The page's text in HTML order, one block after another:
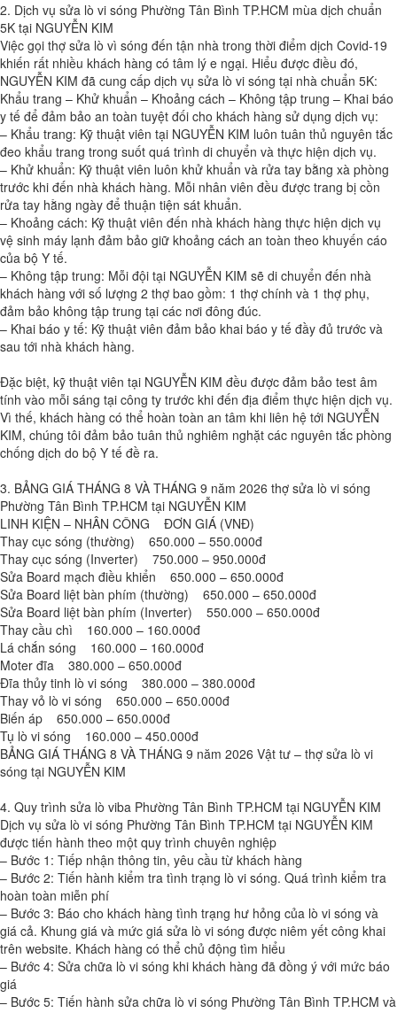
2. Dịch vụ sửa lò vi sóng Phường Tân Bình TP.HCM mùa dịch chuẩn
5K tại NGUYỄN KIM
Việc gọi thợ sửa lò vì sóng đến tận nhà trong thời điểm dịch Covid-19
khiến rất nhiều khách hàng có tâm lý e ngại. Hiểu được điều đó,
NGUYỄN KIM đã cung cấp dịch vụ sửa lò vi sóng tại nhà chuẩn 5K:
Khẩu trang – Khử khuẩn – Khoảng cách – Không tập trung – Khai báo
y tế để đảm bảo an toàn tuyệt đối cho khách hàng sử dụng dịch vụ:
– Khẩu trang: Kỹ thuật viên tại NGUYỄN KIM luôn tuân thủ nguyên tắc
đeo khẩu trang trong suốt quá trình di chuyển và thực hiện dịch vụ.
– Khử khuẩn: Kỹ thuật viên luôn khử khuẩn và rửa tay bằng xà phòng
trước khi đến nhà khách hàng. Mỗi nhân viên đều được trang bị cồn
rửa tay hằng ngày để thuận tiện sát khuẩn.
– Khoảng cách: Kỹ thuật viên đến nhà khách hàng thực hiện dịch vụ
vệ sinh máy lạnh đảm bảo giữ khoảng cách an toàn theo khuyến cáo
của bộ Y tế.
– Không tập trung: Mỗi đội tại NGUYỄN KIM sẽ di chuyển đến nhà
khách hàng với số lượng 2 thợ bao gồm: 1 thợ chính và 1 thợ phụ,
đảm bảo không tập trung tại các nơi đông đúc.
– Khai báo y tế: Kỹ thuật viên đảm bảo khai báo y tế đầy đủ trước và
sau tới nhà khách hàng.
Đặc biệt, kỹ thuật viên tại NGUYỄN KIM đều được đảm bảo test âm
tính vào mỗi sáng tại công ty trước khi đến địa điểm thực hiện dịch vụ.
Vì thế, khách hàng có thể hoàn toàn an tâm khi liên hệ tới NGUYỄN
KIM, chúng tôi đảm bảo tuân thủ nghiêm nghặt các nguyên tắc phòng
chống dịch do bộ Y tế đề ra.
3. BẢNG GIÁ THÁNG 8 VÀ THÁNG 9 năm 2026 thợ sửa lò vi sóng
Phường Tân Bình TP.HCM tại NGUYỄN KIM
LINH KIỆN – NHÂN CÔNG ĐƠN GIÁ (VNĐ)
Thay cục sóng (thường) 650.000 – 550.000đ
Thay cục sóng (Inverter) 750.000 – 950.000đ
Sửa Board mạch điều khiển 650.000 – 650.000đ
Sửa Board liệt bàn phím (thường) 650.000 – 650.000đ
Sửa Board liệt bàn phím (Inverter) 550.000 – 650.000đ
Thay cầu chì 160.000 – 160.000đ
Lá chắn sóng 160.000 – 160.000đ
Moter đĩa 380.000 – 650.000đ
Đĩa thủy tinh lò vi sóng 380.000 – 380.000đ
Thay vỏ lò vi sóng 650.000 – 650.000đ
Biến áp 650.000 – 650.000đ
Tụ lò vi sóng 160.000 – 450.000đ
BẢNG GIÁ THÁNG 8 VÀ THÁNG 9 năm 2026 Vật tư – thợ sửa lò vi
sóng tại NGUYỄN KIM
4. Quy trình sửa lò viba Phường Tân Bình TP.HCM tại NGUYỄN KIM
Dịch vụ sửa lò vi sóng Phường Tân Bình TP.HCM tại NGUYỄN KIM
được tiến hành theo một quy trình chuyên nghiệp
– Bước 1: Tiếp nhận thông tin, yêu cầu từ khách hàng
– Bước 2: Tiến hành kiểm tra tình trạng lò vi sóng. Quá trình kiểm tra
hoàn toàn miễn phí
– Bước 3: Báo cho khách hàng tình trạng hư hỏng của lò vi sóng và
giá cả. Khung giá và mức giá sửa lò vi sóng được niêm yết công khai
trên website. Khách hàng có thể chủ động tìm hiểu
– Bước 4: Sửa chữa lò vi sóng khi khách hàng đã đồng ý với mức báo
giá
– Bước 5: Tiến hành sửa chữa lò vi sóng Phường Tân Bình TP.HCM và